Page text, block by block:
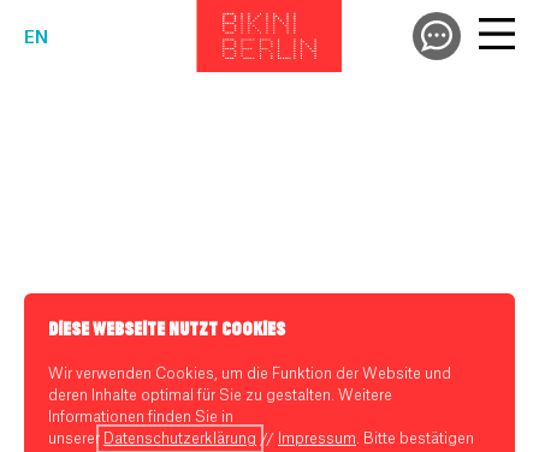
EN
DIESE WEBSEITE NUTZT COOKIES
Wir verwenden Cookies, um die Funktion der Website und
deren Inhalte optimal für Sie zu gestalten. Weitere
Informationen finden Sie in
unserer
Datenschutzerklärung // Impressum . Bitte bestätigen